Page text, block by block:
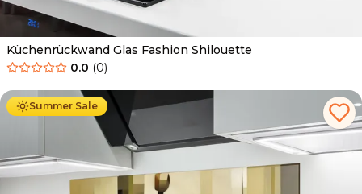
Küchenrückwand Glas Fashion Shilouette
0.0 (0)
Summer Sale
Ab 69.90 € 34.90